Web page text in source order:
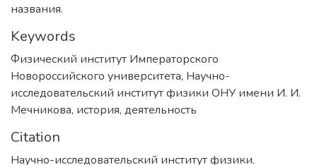
названия.
Keywords
Физический институт Императорского
Новороссийского университета, Научно-
исследовательский институт физики ОНУ имени И. И.
Мечникова, история, деятельность
Citation
Научно-исследовательский институт физики.